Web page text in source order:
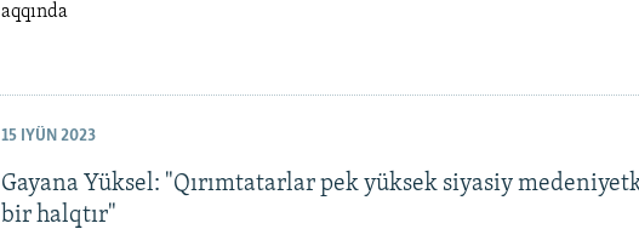
aqqında
15 IYÜN 2023
Gayana Yüksel: "Qırımtatarlar pek yüksek siyasiy
bir halqtır"